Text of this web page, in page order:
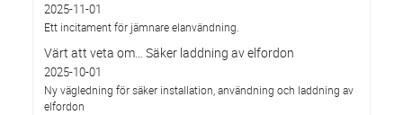
2025-11-01
Ett incitament för jämnare elanvändning.
Värt att veta om… Säker laddning av elfordon
2025-10-01
Ny vägledning för säker installation, användning och laddning av
elfordon